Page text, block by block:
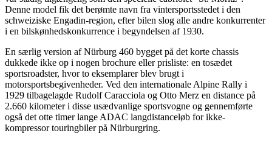
Denne model fik det berømte navn fra vintersportsstedet i den
schweiziske Engadin-region, efter bilen slog alle andre konkurrenter
i en bilskønhedskonkurrence i begyndelsen af 1930.
En særlig version af Nürburg 460 bygget på det korte chassis
dukkede ikke op i nogen brochure eller prisliste: en tosædet
sportsroadster, hvor to eksemplarer blev brugt i
motorsportsbegivenheder. Ved den internationale Alpine Rally i
1929 tilbagelagde Rudolf Caracciola og Otto Merz en distance på
2.660 kilometer i disse usædvanlige sportsvogne og gennemførte
også det otte timer lange ADAC langdistanceløb for ikke-
kompressor touringbiler på Nürburgring.